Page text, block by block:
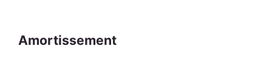
Amortissement